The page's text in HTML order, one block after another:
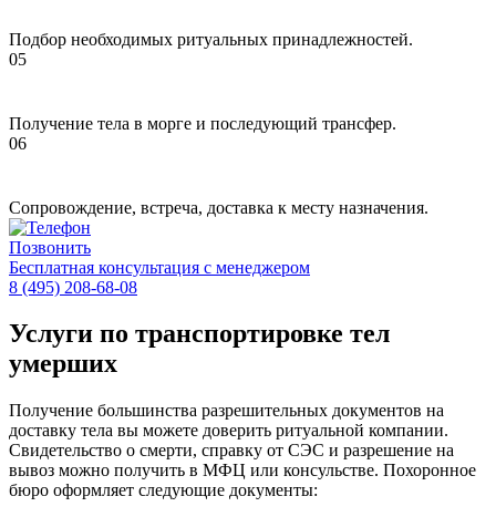
Подбор необходимых ритуальных принадлежностей.
Получение тела в морге и последующий трансфер.
Сопровождение, встреча, доставка к месту назначения.
Позвонить
Бесплатная консультация с менеджером
8 (495) 208-68-08
Услуги по транспортировке тел
умерших
Получение большинства разрешительных документов на
доставку тела вы можете доверить ритуальной компании.
Свидетельство о смерти, справку от СЭС и разрешение на
вывоз можно получить в МФЦ или консульстве. Похоронное
бюро оформляет следующие документы: